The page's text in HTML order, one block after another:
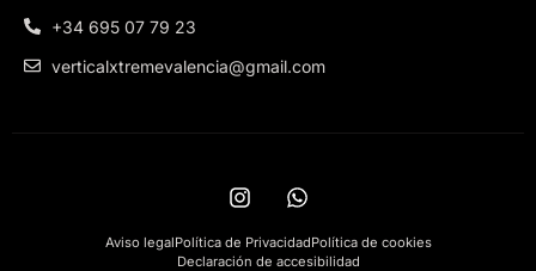
+34 695 07 79 23
verticalxtremevalencia@gmail.com
Aviso legalPolítica de PrivacidadPolítica de cookies
Declaración de accesibilidad